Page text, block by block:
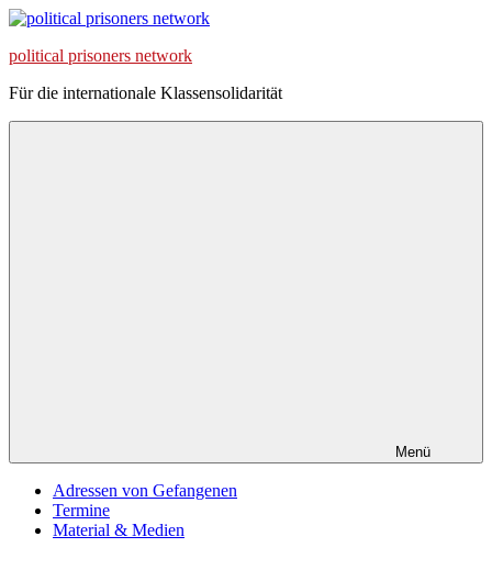
Zum
springen
political prisoners network
Für die internationale Klassensolidarität
Menü
Adressen von Gefangenen
Termine
Material & Medien